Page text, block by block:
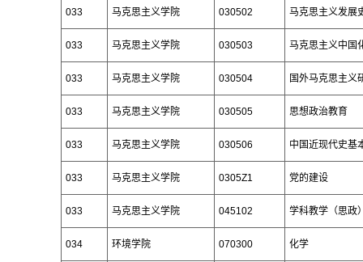
033 马克思主义学院 030502 马克思主义发展
033 马克思主义学院 030503 马克思主义中国
033 马克思主义学院 030504 国外马克思主义
033 马克思主义学院 030505 思想政治教育
033 马克思主义学院 030506 中国近现代史基
033 马克思主义学院 0305Z1 党的建设
033 马克思主义学院 045102 学科教学（思政
034 环境学院 070300 化学